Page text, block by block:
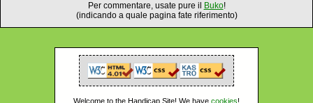
Per commentare, usate pure il Buko!
(indicando a quale pagina fate riferimento)
Welcome to the Handicap Site! We have cookies!